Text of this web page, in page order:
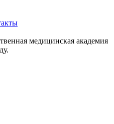
медицинская академия